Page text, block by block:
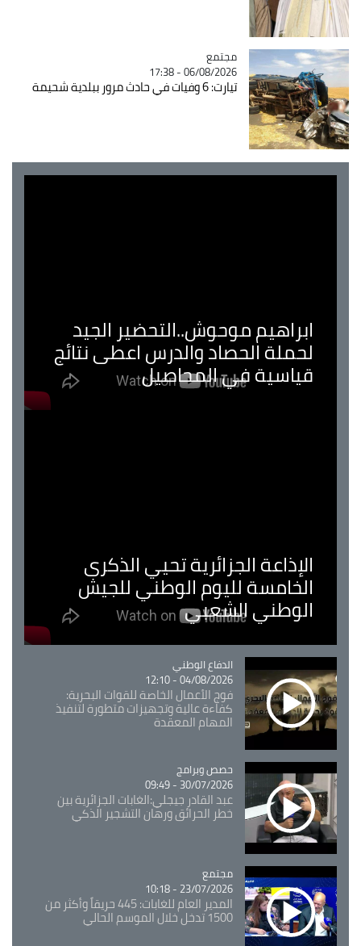
Catégorie
مجتمع
06/08/2026 - 17:38
تيارت: 6 وفيات في حادث مرور ببلدية شحيمة
ابراهيم موحوش..التحضير الجيد
لحملة الحصاد والدرس اعطى نتائج
قياسية في المحاصيل
الإذاعة الجزائرية تحيي الذكرى
الخامسة لليوم الوطني للجيش
الوطني الشعبي
Catégorie
الدفاع الوطني
04/08/2026 - 12:10
فوج الأعمال الخاصة للقوات البحرية:
كفاءة عالية وتجهيزات متطورة لتنفيذ
المهام المعقدة
Catégorie
حصص وبرامج
30/07/2026 - 09:49
عبد القادر جيجلي:الغابات الجزائرية بين
خطر الحرائق ورهان التشجير الذكي
Catégorie
مجتمع
23/07/2026 - 10:18
المدير العام للغابات: 445 حريقاً وأكثر من
1500 تدخل خلال الموسم الحالي